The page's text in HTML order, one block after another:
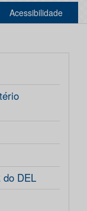
Acessibilidade
do DEL